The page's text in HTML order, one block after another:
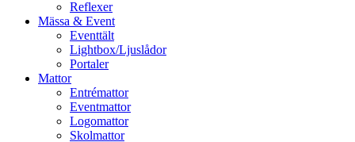
Reflexer
Mässa & Event
Eventtält
Lightbox/Ljuslådor
Portaler
Mattor
Entrémattor
Eventmattor
Logomattor
Skolmattor